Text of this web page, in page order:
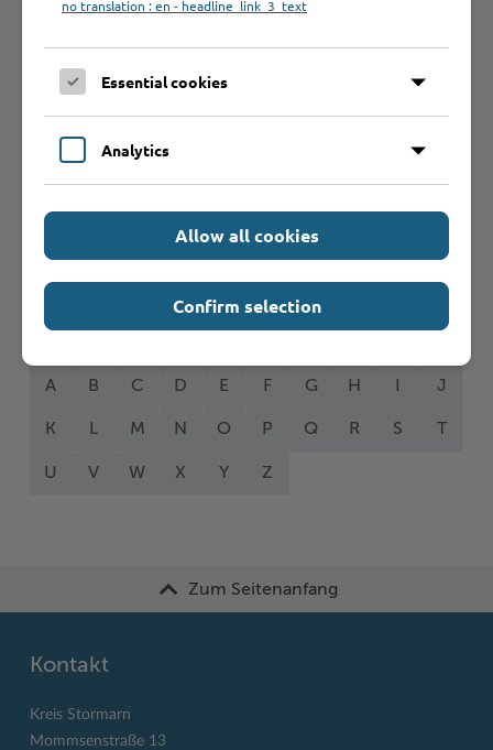
Online-Services
Leistungen von A bis Z
A B C D E F G H J
K L M N O P Q R S T
U V W X Y Z
Zum Seitenanfang
Kontakt
Kreis Stormarn
Mommsenstraße 13
no translation : en - headline_link_3_text
Essential cookies
Analytics
Allow all cookies
Confirm selection